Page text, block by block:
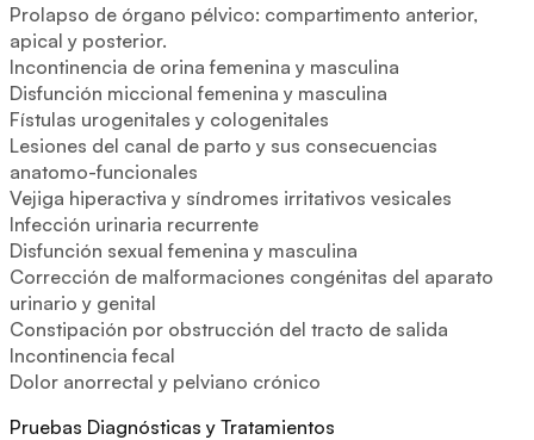
Prolapso de órgano pélvico: compartimento anterior,
apical y posterior.
Incontinencia de orina femenina y masculina
Disfunción miccional femenina y masculina
Fístulas urogenitales y cologenitales
Lesiones del canal de parto y sus consecuencias
anatomo-funcionales
Vejiga hiperactiva y síndromes irritativos vesicales
Infección urinaria recurrente
Disfunción sexual femenina y masculina
Corrección de malformaciones congénitas del aparato
urinario y genital
Constipación por obstrucción del tracto de salida
Incontinencia fecal
Dolor anorrectal y pelviano crónico
Pruebas Diagnósticas y Tratamientos